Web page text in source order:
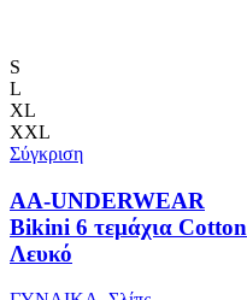
S
L
XL
XXL
Σύγκριση
AA-UNDERWEAR
Bikini 6 τεμάχια Cotton
Λευκό